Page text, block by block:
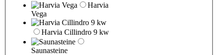
Harvia
Vega
Harvia Cillindro 9 kw
Saunasteine